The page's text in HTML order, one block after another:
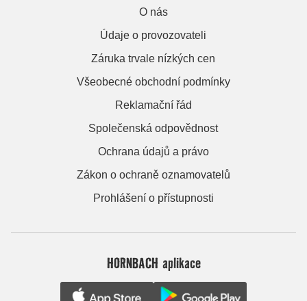
O nás
Údaje o provozovateli
Záruka trvale nízkých cen
Všeobecné obchodní podmínky
Reklamační řád
Společenská odpovědnost
Ochrana údajů a právo
Zákon o ochraně oznamovatelů
Prohlášení o přístupnosti
HORNBACH aplikace